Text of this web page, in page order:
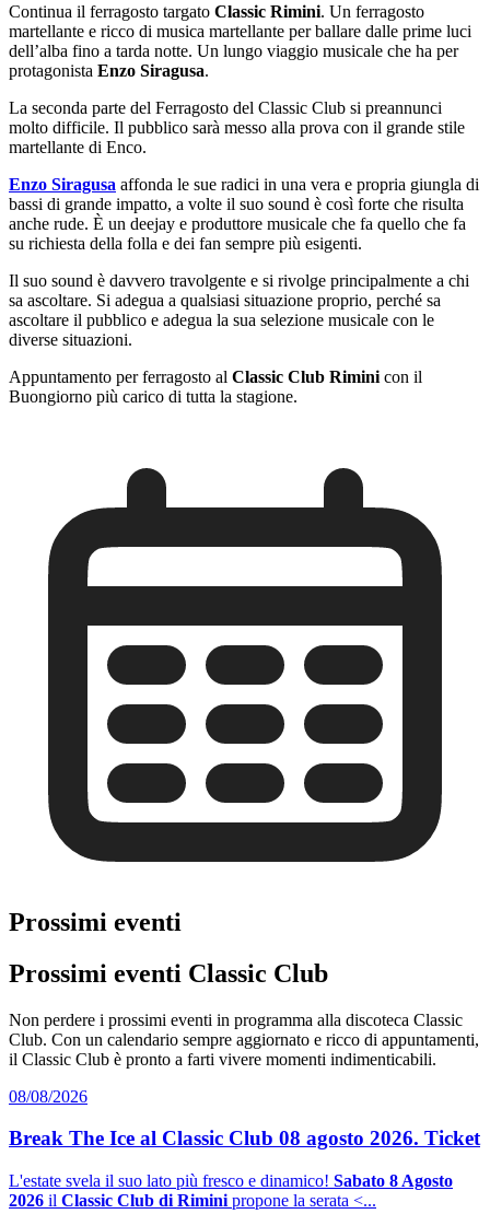
Continua il ferragosto targato Classic Rimini. Un ferragosto
martellante e ricco di musica martellante per ballare dalle prime luci
dell’alba fino a tarda notte. Un lungo viaggio musicale che ha per
protagonista Enzo Siragusa.
La seconda parte del Ferragosto del Classic Club si preannunci
molto difficile. Il pubblico sarà messo alla prova con il grande stile
martellante di Enco.
Enzo Siragusa affonda le sue radici in una vera e propria giungla di
bassi di grande impatto, a volte il suo sound è così forte che risulta
anche rude. È un deejay e produttore musicale che fa quello che fa
su richiesta della folla e dei fan sempre più esigenti.
Il suo sound è davvero travolgente e si rivolge principalmente a chi
sa ascoltare. Si adegua a qualsiasi situazione proprio, perché sa
ascoltare il pubblico e adegua la sua selezione musicale con le
diverse situazioni.
Appuntamento per ferragosto al Classic Club Rimini con il
Buongiorno più carico di tutta la stagione.
Prossimi eventi
Prossimi eventi Classic Club
Non perdere i prossimi eventi in programma alla discoteca Classic
Club. Con un calendario sempre aggiornato e ricco di appuntamenti,
il Classic Club è pronto a farti vivere momenti indimenticabili.
08/08/2026
Break The Ice al Classic Club 08 agosto 2026. Ticket
L'estate svela il suo lato più fresco e dinamico! Sabato 8 Agosto
2026 il Classic Club di Rimini propone la serata <...